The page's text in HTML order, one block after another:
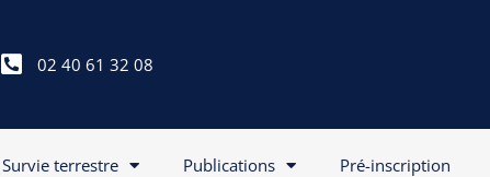
02 40 61 32 08
Survie terrestre Publications Pré-inscription